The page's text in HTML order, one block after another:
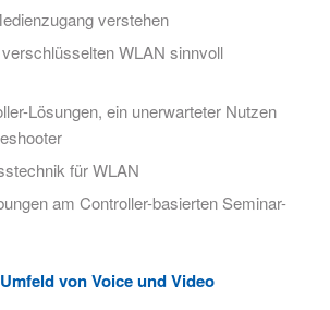
verstehen
WLAN sinnvoll
Lösungen, ein unerwarteter Nutzen
für WLAN
am Controller-basierten Seminar-
von Voice und Video